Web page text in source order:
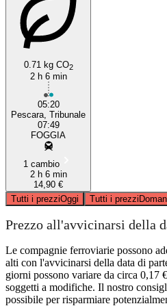
0.71 kg CO2
2 h 6 min
05:20
Pescara, Tribunale
07:49
FOGGIA
1 cambio
2 h 6 min
14,90 €
Tutti i prezziOggi Tutti i prezzi
Prezzo all'avvicinarsi della
Le compagnie ferroviarie possono
alti con l'avvicinarsi della data di
giorni possono variare da circa 0,17
soggetti a modifiche. Il nostro
possibile per risparmiare